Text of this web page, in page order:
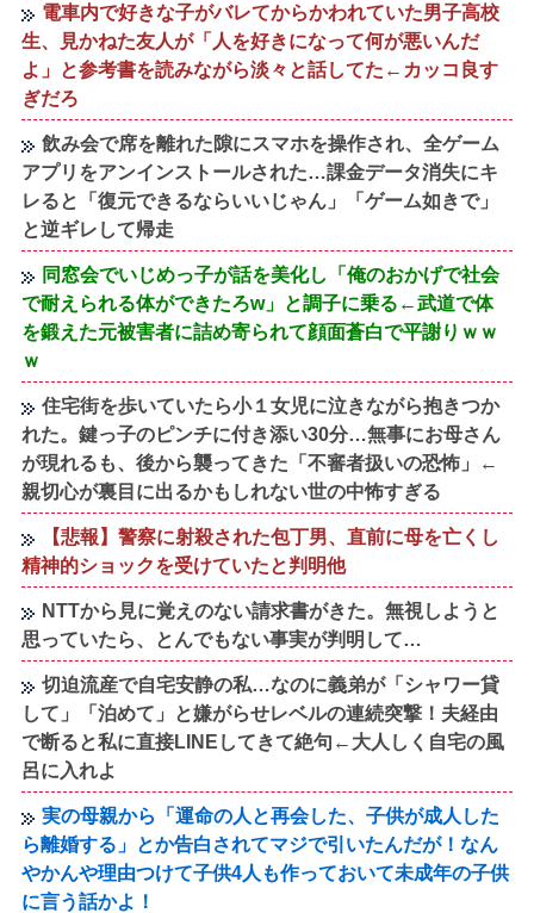
電車内で好きな子がバレてからかわれていた男子高校
生、見かねた友人が「人を好きになって何が悪いんだ
よ」と参考書を読みながら淡々と話してた←カッコ良す
ぎだろ
飲み会で席を離れた隙にスマホを操作され、全ゲーム
アプリをアンインストールされた…課金データ消失にキ
レると「復元できるならいいじゃん」「ゲーム如きで」
と逆ギレして帰走
同窓会でいじめっ子が話を美化し「俺のおかげで社会
で耐えられる体ができたろw」と調子に乗る←武道で体
を鍛えた元被害者に詰め寄られて顔面蒼白で平謝りｗｗ
ｗ
住宅街を歩いていたら小１女児に泣きながら抱きつか
れた。鍵っ子のピンチに付き添い30分…無事にお母さん
が現れるも、後から襲ってきた「不審者扱いの恐怖」←
親切心が裏目に出るかもしれない世の中怖すぎる
【悲報】警察に射殺された包丁男、直前に母を亡くし
精神的ショックを受けていたと判明他
NTTから見に覚えのない請求書がきた。無視しようと
思っていたら、とんでもない事実が判明して…
切迫流産で自宅安静の私…なのに義弟が「シャワー貸
して」「泊めて」と嫌がらせレベルの連続突撃！夫経由
で断ると私に直接LINEしてきて絶句←大人しく自宅の風
呂に入れよ
実の母親から「運命の人と再会した、子供が成人した
ら離婚する」とか告白されてマジで引いたんだが！なん
やかんや理由つけて子供4人も作っておいて未成年の子供
に言う話かよ！